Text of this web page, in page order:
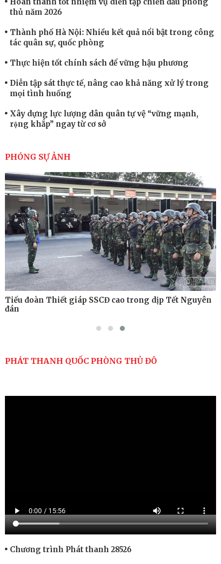
thủ năm 2026
Thành phố Hà Nội: Nhiều kết quả nổi bật trong công
tác quân sự, quốc phòng
Thực hiện tốt chính sách để vững hậu phương
Diễn tập sát thực tế, nâng cao khả năng xử lý trong
mọi tình huống
Xây dựng lực lượng dân quân tự vệ “vững mạnh,
rộng khắp” ngay từ cơ sở
cao sức mạnh chiến đấu
Tiểu đoàn Thiết giáp hoàn thành tốt diễn tập chiến
thuật có bắn đạn thật
Nơi sinh viên rèn ý trí, luyện kỹ năng
PHÓNG SỰ ẢNH
Tiểu đoàn Thiết giáp SSCĐ cao trong dịp Tết Nguyên
đán
PHÁT THANH QUỐC PHÒNG THỦ ĐÔ
Chương trình Phát thanh 28526